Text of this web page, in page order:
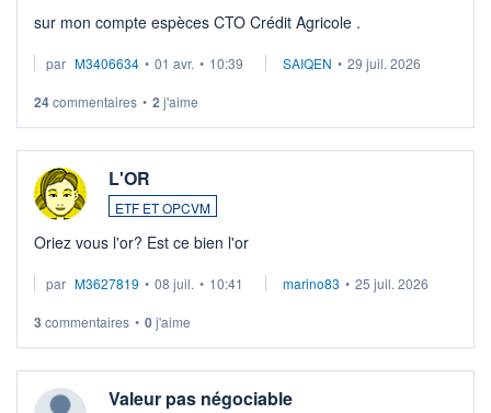
sur mon compte espèces CTO Crédit Agricole .
par M3406634 • 01 avr. • 10:39 SAIQEN • 29 juil. 2026
24commentaires • 2 j'aime
L'OR
ETF ET OPCVM
Oriez vous l'or? Est ce bien l'or
par M3627819 • 08 juil. • 10:41 marino83 • 25 juil. 2026
3 commentaires • 0j'aime
Valeur pas négociable